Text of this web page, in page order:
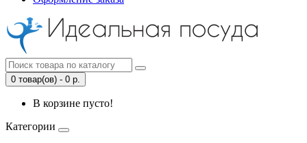
0 товар(ов) - 0 р.
В корзине пусто!
Категории